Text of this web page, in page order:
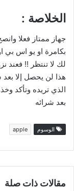
الخلاصة :
جهاز ممتاز فعلا
بكامرة او يو اس بي
لك لا تنتظر !! فعند
هذا لن يحصل إلا
الذي تريده وتأكد
بعد شرائه
الوسوم apple
مقالات ذات صلة